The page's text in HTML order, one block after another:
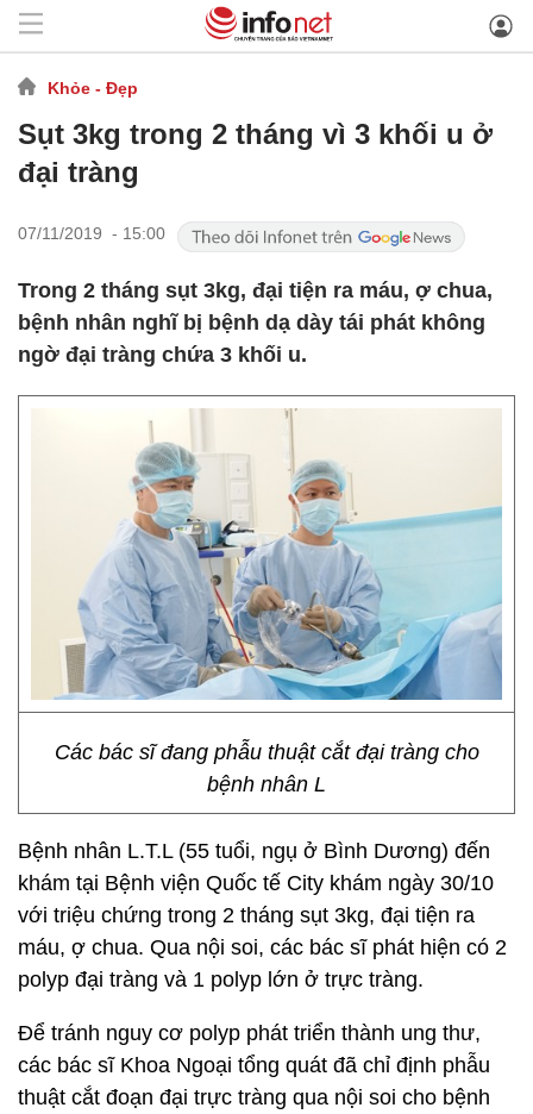
Khỏe - Đẹp
Sụt 3kg trong 2 tháng vì 3 khối u ở
đại tràng
07/11/2019 - 15:00
Trong 2 tháng sụt 3kg, đại tiện ra máu, ợ chua,
bệnh nhân nghĩ bị bệnh dạ dày tái phát không
ngờ đại tràng chứa 3 khối u.
Các bác sĩ đang phẫu thuật cắt đại tràng cho
bệnh nhân L
Bệnh nhân L.T.L (55 tuổi, ngụ ở Bình Dương) đến
khám tại Bệnh viện Quốc tế City khám ngày 30/10
với triệu chứng trong 2 tháng sụt 3kg, đại tiện ra
máu, ợ chua. Qua nội soi, các bác sĩ phát hiện có 2
polyp đại tràng và 1 polyp lớn ở trực tràng.
Để tránh nguy cơ polyp phát triển thành ung thư,
các bác sĩ Khoa Ngoại tổng quát đã chỉ định phẫu
thuật cắt đoạn đại trực tràng qua nội soi cho bệnh